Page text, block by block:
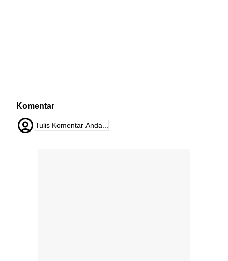
Komentar
Tulis Komentar Anda...